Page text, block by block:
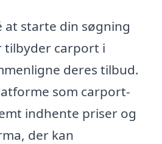
at starte din søgning
tilbyder carport i
deres tilbud.
som carport-
indhente priser og
der kan